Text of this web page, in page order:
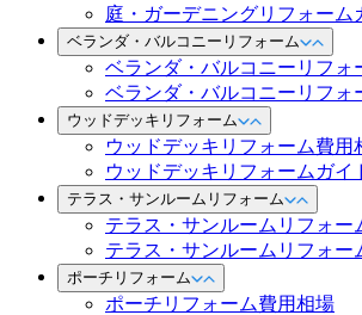
庭・ガーデニングリフォーム
ベランダ・バルコニーリフォーム
ベランダ・バルコニーリフォ
ベランダ・バルコニーリフォ
ウッドデッキリフォーム
ウッドデッキリフォーム費用
ウッドデッキリフォームガイ
テラス・サンルームリフォーム
テラス・サンルームリフォー
テラス・サンルームリフォー
ポーチリフォーム
ポーチリフォーム費用相場